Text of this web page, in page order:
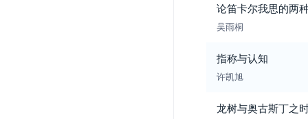
论笛卡尔我思的两
吴雨桐
指称与认知
许凯旭
龙树与奥古斯丁之